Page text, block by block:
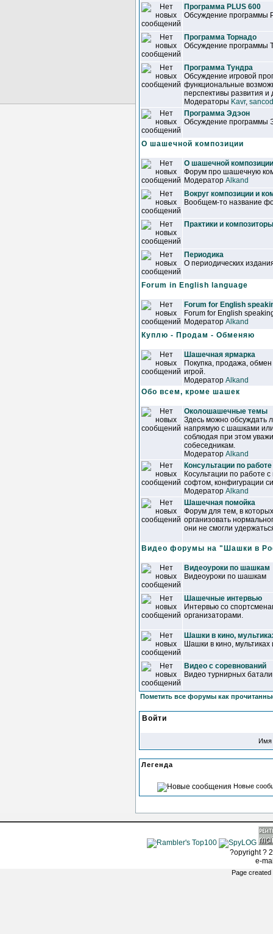
Программа PLUS 600
Обсуждение программы
Программа Торнадо
Обсуждение программы
Программа Тундра
Обсуждение игровой
функциональные
перспективы развития и
Модераторы Kavr,
Программа Эдэон
Обсуждение программы
О шашечной композиции
О шашечной композиции
Форум про шашечную
Модератор Alkand
Вокруг композиции и
Вообщем-то название
Практики и композиторы
Периодика
О периодических
Forum in English language
Forum for English
Forum for English
Модератор Alkand
Куплю - Продам - Обменяю
Шашечная ярмарка
Покупка, продажа,
игрой.
Модератор Alkand
Обо всем, кроме шашек
Околошашечные темы
Здесь можно обсуждать
напрямую с шашками
соблюдая при этом
собеседникам.
Модератор Alkand
Консультации по
Косультации по работе
софтом, конфигурации
Модератор Alkand
Шашечная помойка
Форум для тем, в
организовать
они не смогли
Видео форумы на "Шашки в
Видеоуроки по шашкам
Видеоуроки по шашкам
Шашечные интервью
Интервью со
организаторами.
Шашки в кино,
Шашки в кино, мультиках
Видео с соревнований
Видео турнирных
Пометить все форумы как
Войти
Имя
Легенда
Новые
?opyright ?
e-
Page